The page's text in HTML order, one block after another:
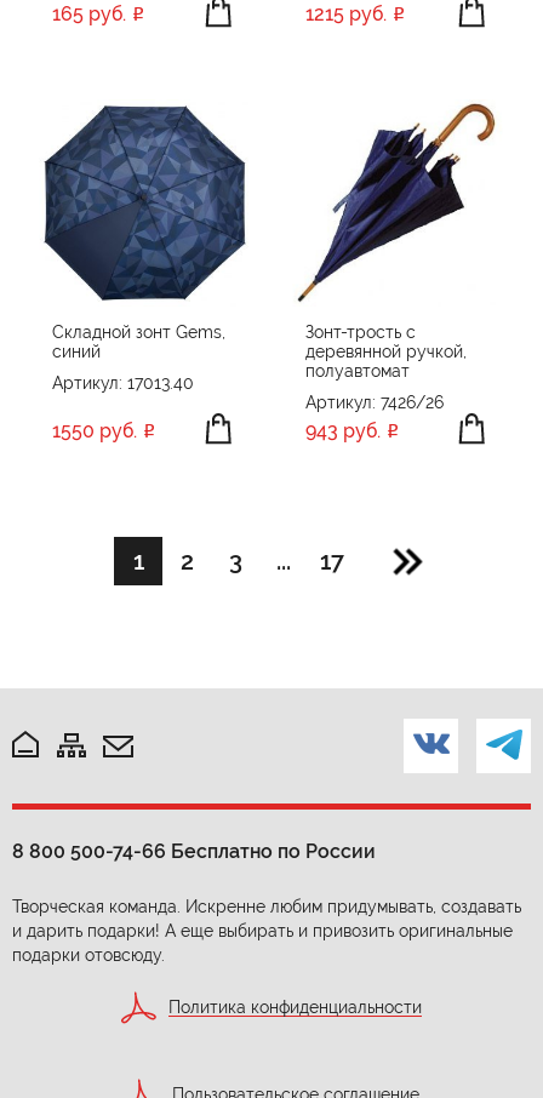
165 руб. 1215 руб.
Складной зонт Gems,
синий
Артикул: 17013.40
1550 руб.
Зонт-трость с
деревянной ручкой,
полуавтомат
Артикул: 7426/26
943 руб.
1 2 3 ... 17
8 800 500-74-66 Бесплатно по России
Творческая команда. Искренне любим придумывать, создавать
и дарить подарки! А еще выбирать и привозить оригинальные
подарки отовсюду.
Политика конфиденциальности